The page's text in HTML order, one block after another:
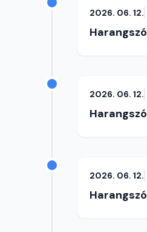
2026. 06. 12.
Harangszó
2026. 06. 12.
Harangszó
2026. 06. 12.
Harangszó